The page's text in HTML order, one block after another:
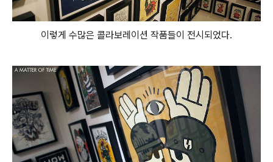
이렇게 수많은 콜라보레이션 작품들이 전시되었다.